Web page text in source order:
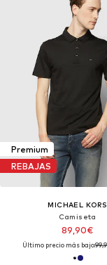
Premium
REBAJAS
MICHAEL KORS
Camiseta
89,90€
Último precio más bajo: